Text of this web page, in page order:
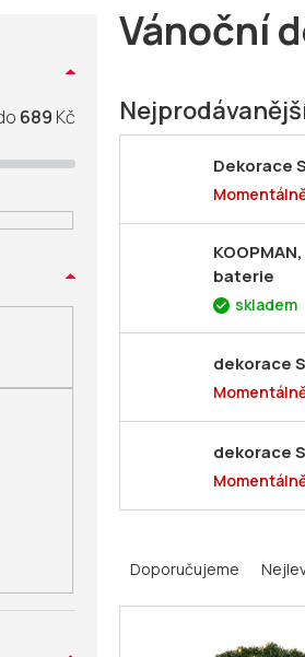
689 Kč
Vánoční
Dekorace
baterie
skladem
dekorace
dekorace
aDoporučujeme
V